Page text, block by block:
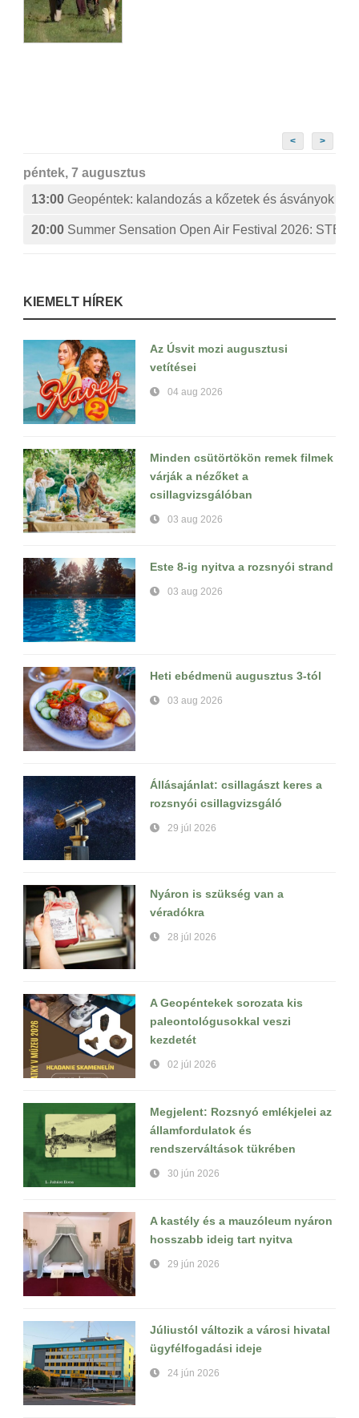
< >
péntek, 7 augusztus
13:00 Geopéntek: kalandozás a kőzetek és ásványok
20:00 Summer Sensation Open Air Festival 2026:
KIEMELT HÍREK
Az Úsvit mozi augusztusi
vetítései
04 aug 2026
Minden csütörtökön remek filmek
várják a nézőket a
csillagvizsgálóban
03 aug 2026
Este 8-ig nyitva a rozsnyói strand
03 aug 2026
Heti ebédmenü augusztus 3-tól
03 aug 2026
Állásajánlat: csillagászt keres a
rozsnyói csillagvizsgáló
29 júl 2026
Nyáron is szükség van a
véradókra
28 júl 2026
A Geopéntekek sorozata kis
paleontológusokkal veszi
kezdetét
02 júl 2026
Megjelent: Rozsnyó emlékjelei az
államfordulatok és
rendszerváltások tükrében
30 jún 2026
A kastély és a mauzóleum nyáron
hosszabb ideig tart nyitva
29 jún 2026
Júliustól változik a városi hivatal
ügyfélfogadási ideje
24 jún 2026